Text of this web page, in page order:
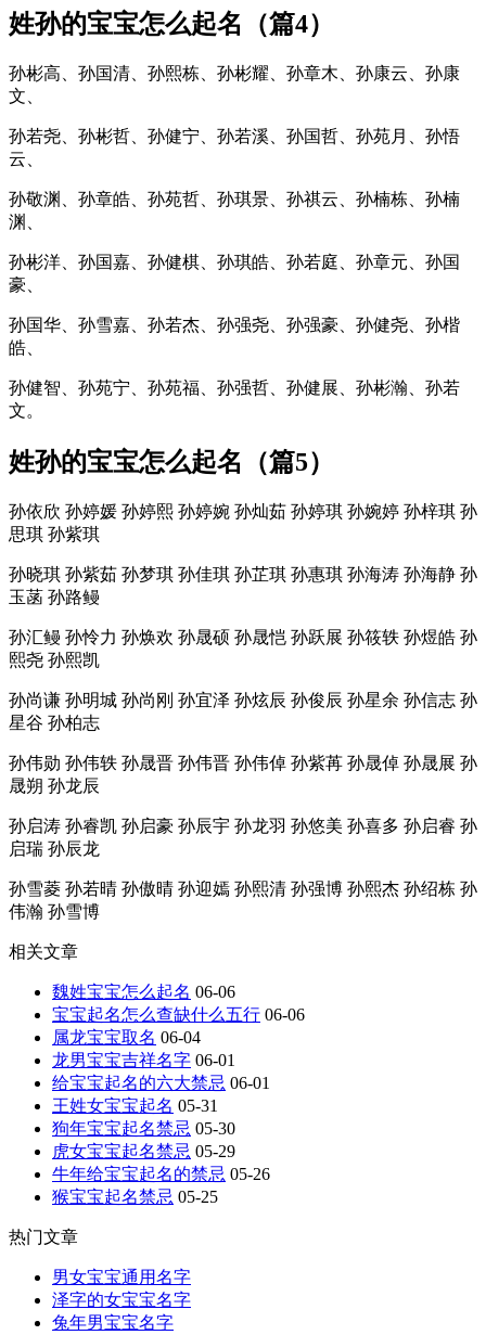
姓孙的宝宝怎么起名（篇4）
孙彬高、孙国清、孙熙栋、孙彬耀、孙章木、孙康云、孙康
文、
孙若尧、孙彬哲、孙健宁、孙若溪、孙国哲、孙苑月、孙悟
云、
孙敬渊、孙章皓、孙苑哲、孙琪景、孙祺云、孙楠栋、孙楠
渊、
孙彬洋、孙国嘉、孙健棋、孙琪皓、孙若庭、孙章元、孙国
豪、
孙国华、孙雪嘉、孙若杰、孙强尧、孙强豪、孙健尧、孙楷
皓、
孙健智、孙苑宁、孙苑福、孙强哲、孙健展、孙彬瀚、孙若
文。
姓孙的宝宝怎么起名（篇5）
孙依欣 孙婷媛 孙婷熙 孙婷婉 孙灿茹 孙婷琪 孙婉婷 孙梓琪 孙
思琪 孙紫琪
孙晓琪 孙紫茹 孙梦琪 孙佳琪 孙芷琪 孙惠琪 孙海涛 孙海静 孙
玉菡 孙路鳗
孙汇鳗 孙怜力 孙焕欢 孙晟硕 孙晟恺 孙跃展 孙筱轶 孙煜皓 孙
熙尧 孙熙凯
孙尚谦 孙明城 孙尚刚 孙宜泽 孙炫辰 孙俊辰 孙星余 孙信志 孙
星谷 孙柏志
孙伟勋 孙伟轶 孙晟晋 孙伟晋 孙伟倬 孙紫苒 孙晟倬 孙晟展 孙
晟朔 孙龙辰
孙启涛 孙睿凯 孙启豪 孙辰宇 孙龙羽 孙悠美 孙喜多 孙启睿 孙
启瑞 孙辰龙
孙雪菱 孙若晴 孙傲晴 孙迎嫣 孙熙清 孙强博 孙熙杰 孙绍栋 孙
伟瀚 孙雪博
相关文章
魏姓宝宝怎么起名 06-06
宝宝起名怎么查缺什么五行 06-06
属龙宝宝取名 06-04
龙男宝宝吉祥名字 06-01
给宝宝起名的六大禁忌 06-01
王姓女宝宝起名 05-31
狗年宝宝起名禁忌 05-30
虎女宝宝起名禁忌 05-29
牛年给宝宝起名的禁忌 05-26
猴宝宝起名禁忌 05-25
热门文章
男女宝宝通用名字
泽字的女宝宝名字
兔年男宝宝名字